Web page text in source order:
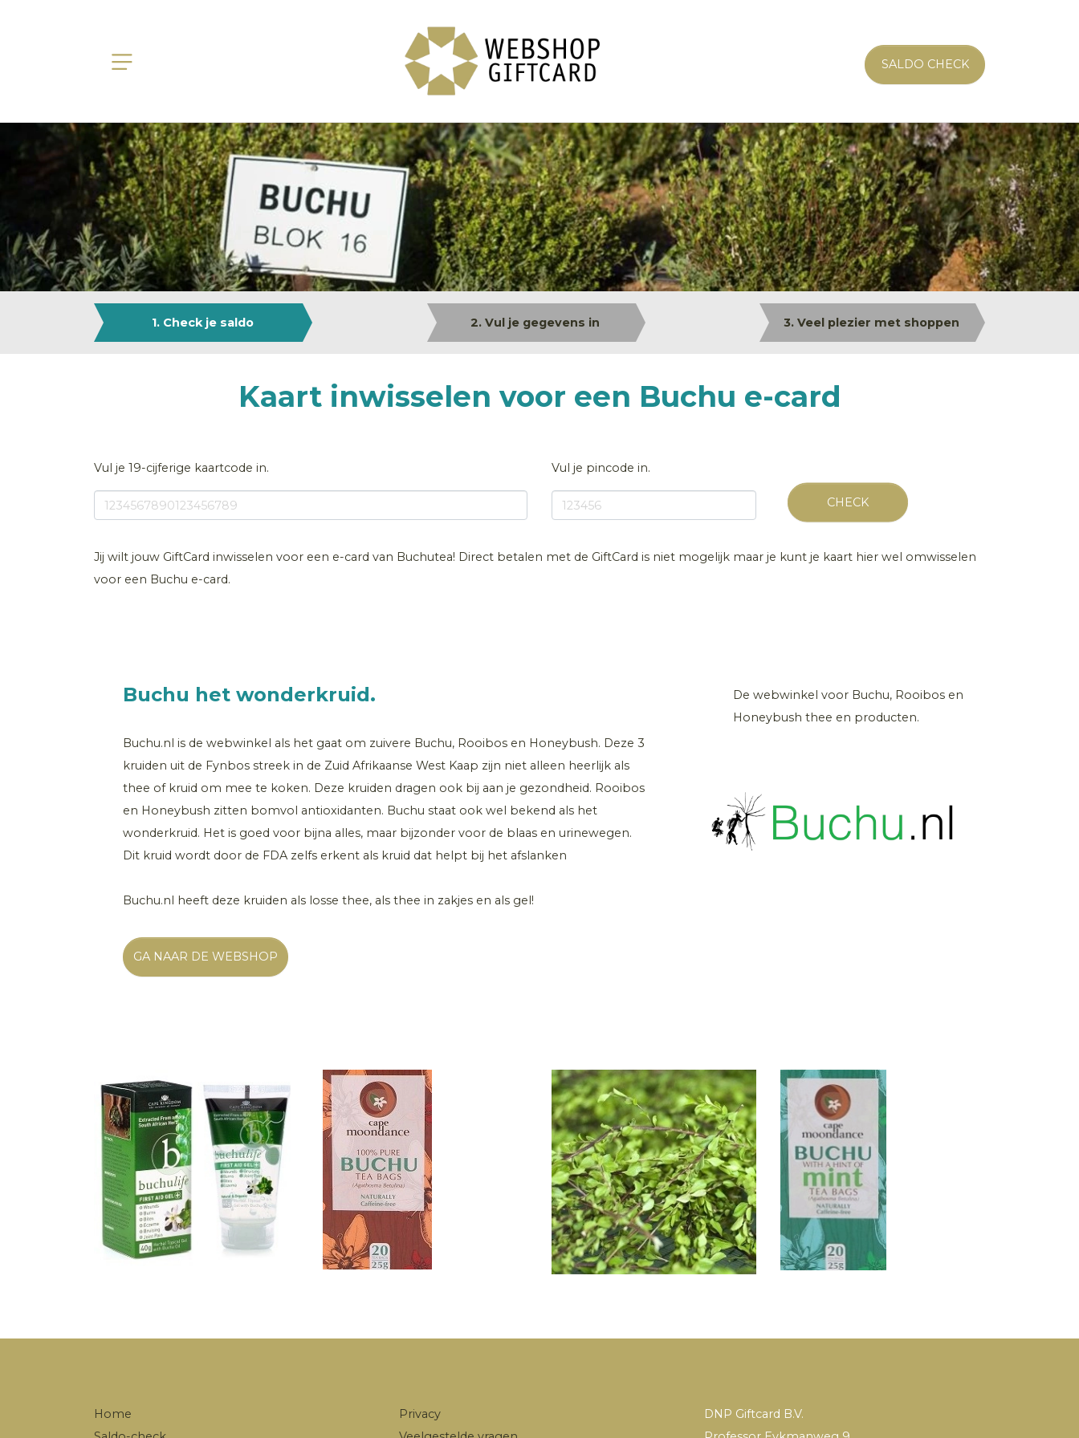
SALDO CHECK
1. Check je saldo 2. Vul je gegevens in 3. Veel plezier met shoppen
Kaart inwisselen voor een Buchu e-card
Vul je 19-cijferige kaartcode in. Vul je pincode in.
CHECK
Jij wilt jouw GiftCard inwisselen voor een e-card van Buchutea! Direct betalen met de GiftCard is niet mogelijk maar je kunt je kaart hier wel omwisselen
voor een Buchu e-card.
Buchu het wonderkruid.
Buchu.nl is de webwinkel als het gaat om zuivere Buchu, Rooibos en Honeybush. Deze 3
kruiden uit de Fynbos streek in de Zuid Afrikaanse West Kaap zijn niet alleen heerlijk als
thee of kruid om mee te koken. Deze kruiden dragen ook bij aan je gezondheid. Rooibos
en Honeybush zitten bomvol antioxidanten. Buchu staat ook wel bekend als het
wonderkruid. Het is goed voor bijna alles, maar bijzonder voor de blaas en urinewegen.
Dit kruid wordt door de FDA zelfs erkent als kruid dat helpt bij het afslanken
Buchu.nl heeft deze kruiden als losse thee, als thee in zakjes en als gel!
GA NAAR DE WEBSHOP
De webwinkel voor Buchu, Rooibos en
Honeybush thee en producten.
Home
Privacy
DNP Giftcard B.V.